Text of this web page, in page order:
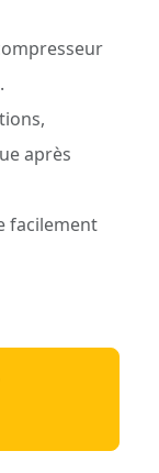
après
facilement